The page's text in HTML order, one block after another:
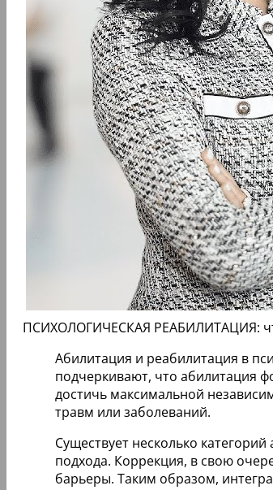
ПСИХОЛОГИЧЕСКАЯ РЕАБИЛИТАЦИЯ:
Абилитация и реабилитация в
подчеркивают, что абилитация
достичь максимальной
травм или заболеваний.
Существует несколько
подхода. Коррекция, в свою
барьеры. Таким образом,